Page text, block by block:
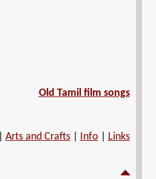
Old Tamil film songs
Arts and Crafts| Info Links